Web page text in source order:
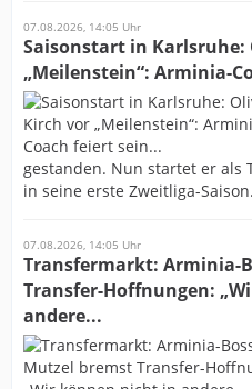
07.08.2026, 14:05 Uhr
Saisonstart in Karlsruhe:
„Meilenstein“: Arminia-
gestanden. Nun startet er als
in seine erste Zweitliga-
07.08.2026, 14:05 Uhr
Transfermarkt: Arminia-
Transfer-Hoffnungen:
andere...